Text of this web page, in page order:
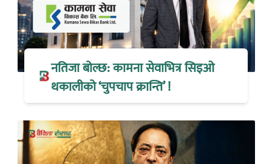
नतिजा बोल्छ: कामना सेवाभित्र सिइओ
थकालीको ‘चुपचाप क्रान्ति’ !